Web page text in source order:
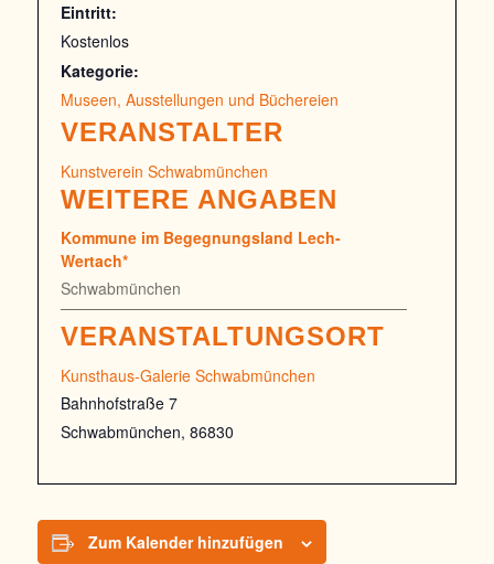
Eintritt:
Kostenlos
Kategorie:
Museen, Ausstellungen und Büchereien
VERANSTALTUNGSORT
Kunsthaus-Galerie Schwabmünchen
Bahnhofstraße 7
Schwabmünchen, 86830
VERANSTALTER
Kunstverein Schwabmünchen
WEITERE ANGABEN
Kommune im Begegnungsland Lech-
Wertach*
Schwabmünchen
Zum Kalender hinzufügen